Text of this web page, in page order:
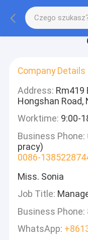
Company Details
Address: Rm419
Hongshan Road,
Worktime: 9:00-
Business Phone:
pracy)
0086-
Miss. Sonia
Job Title:
Business Phone:
WhatsApp: